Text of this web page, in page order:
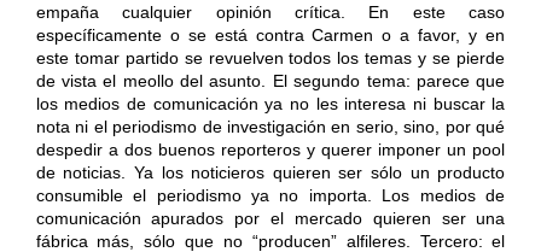
empaña cualquier opinión crítica. En este caso
específicamente o se está contra Carmen o a favor, y en
este tomar partido se revuelven todos los temas y se pierde
de vista el meollo del asunto. El segundo tema: parece que
los medios de comunicación ya no les interesa ni buscar la
nota ni el periodismo de investigación en serio, sino, por qué
despedir a dos buenos reporteros y querer imponer un pool
de noticias. Ya los noticieros quieren ser sólo un producto
consumible el periodismo ya no importa. Los medios de
comunicación apurados por el mercado quieren ser una
fábrica más, sólo que no “producen” alfileres. Tercero: el